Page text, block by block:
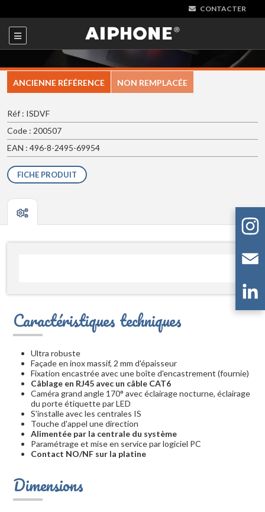
CONTACTER
ANCIENNE RÉFÉRENCE NON REMPLACÉE
Réf : ISDVF
Code : 200507
EAN : 496-8-2495-69954
FICHE PRODUIT
Caractéristiques techniques
Ultra robuste
Façade en inox massif, 2 mm d'épaisseur
Fixation encastrée avec une boîte d'encastrement (fournie)
Câblage en RJ45 avec un câble CAT6
Caméra grand angle 170° avec éclairage nocturne, éclairage
du porte étiquette par LED
S'installe avec les centrales IS
Touche d'appel une direction
Alimentée par la centrale du système
Paramétrage et mise en service par logiciel PC
Contact NO/NF sur la platine
Dimensions